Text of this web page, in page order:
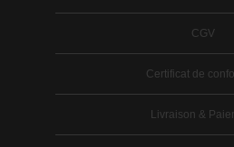
CGV
Certificat de
Livraison &